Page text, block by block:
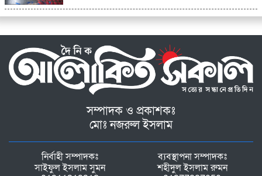
সম্পাদক ও প্রকাশকঃ
মোঃ নজরুল ইসলাম
নির্বাহী সম্পাদকঃ
সাইফুল ইসলাম সুমন
ব্যবস্থাপনা সম্পাদকঃ
শহীদুল ইসলাম রুমন